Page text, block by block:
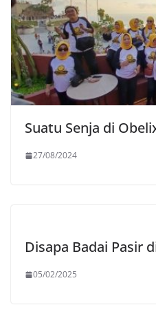
Suatu Senja di
27/08/2024
Disapa Badai Pasir
05/02/2025